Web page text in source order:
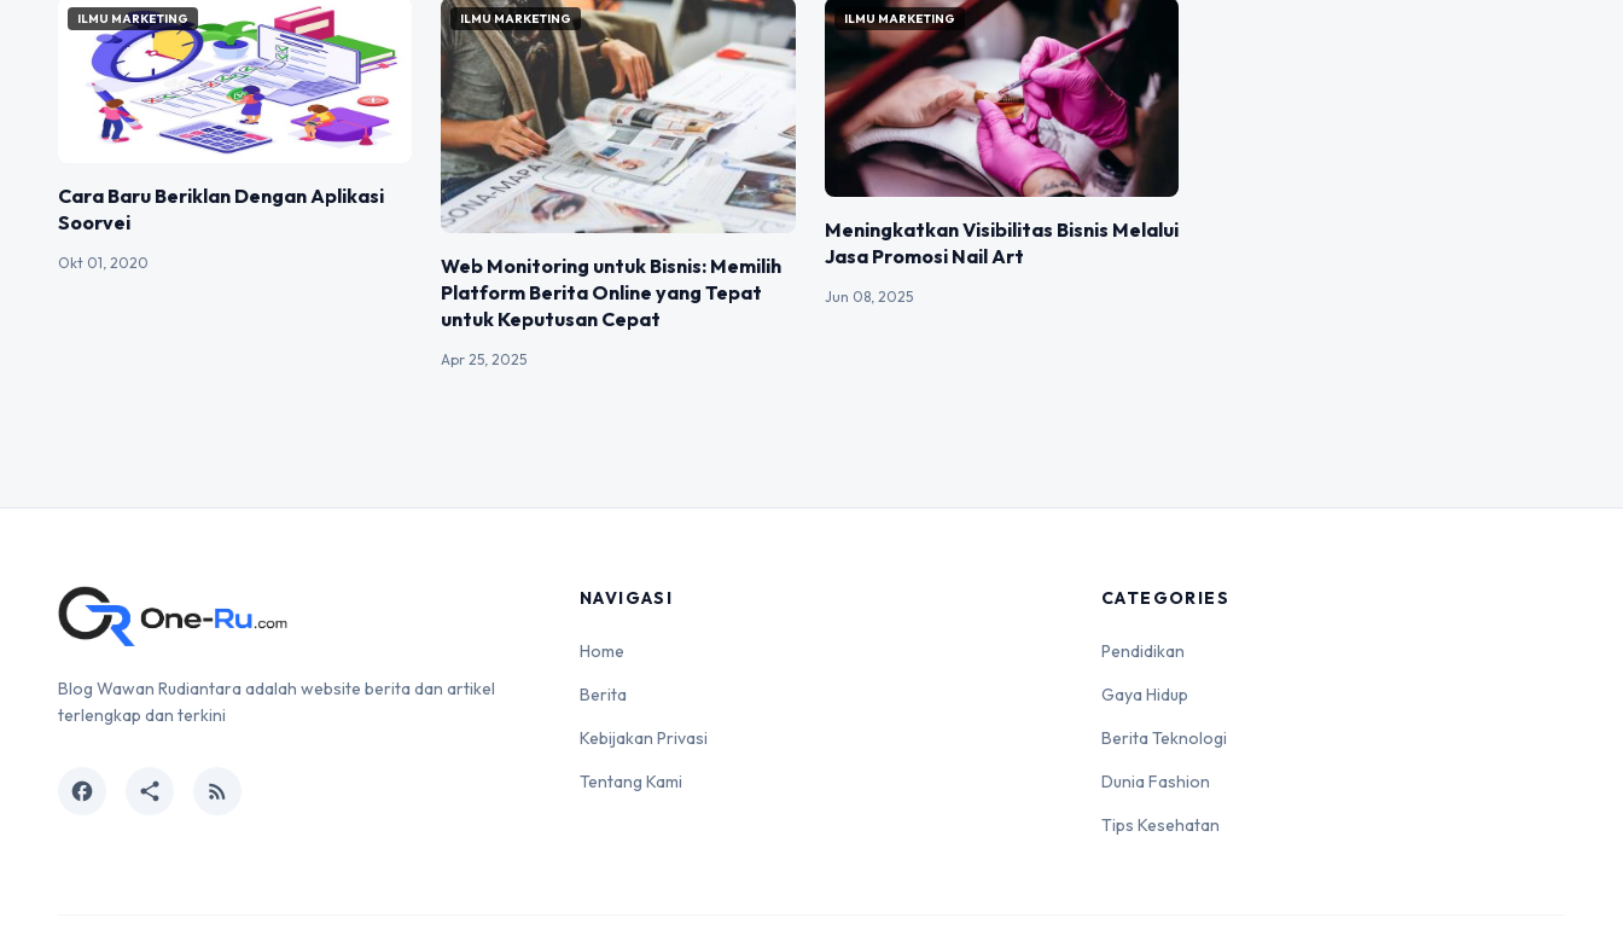
ILMU MARKETING
Cara Baru Beriklan Dengan Aplikasi
Soorvei
Okt 01, 2020
ILMU MARKETING
Web Monitoring untuk Bisnis: Memilih
Platform Berita Online yang Tepat
untuk Keputusan Cepat
Apr 25, 2025
ILMU MARKETING
Meningkatkan Visibilitas Bisnis Melalui
Jasa Promosi Nail Art
Jun 08, 2025
Blog Wawan Rudiantara adalah website berita dan artikel
terlengkap dan terkini
facebook share rss_feed
NAVIGASI
Home
Berita
Kebijakan Privasi
Tentang Kami
CATEGORIES
Pendidikan
Gaya Hidup
Berita Teknologi
Dunia Fashion
Tips Kesehatan